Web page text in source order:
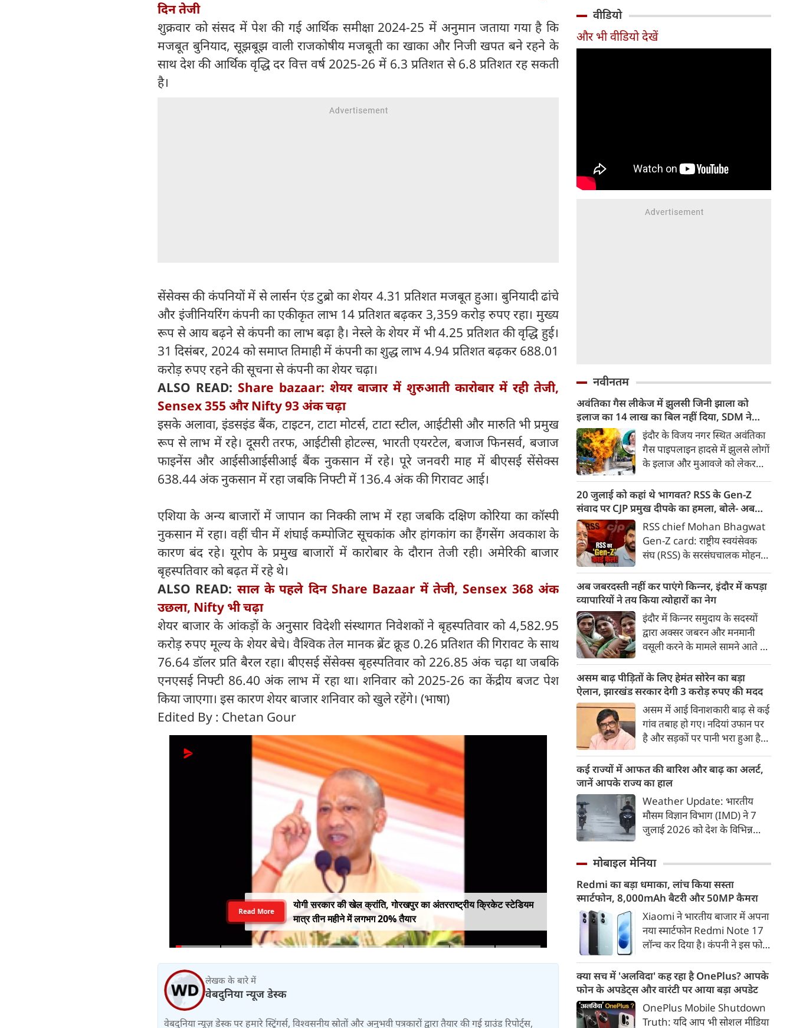
दिन तेजी
शुक्रवार को संसद में पेश की गई आर्थिक समीक्षा 2024-25 में अनुमान जताया गया है कि
मजबूत बुनियाद, सूझबूझ वाली राजकोषीय मजबूती का खाका और निजी खपत बने रहने के
साथ देश की आर्थिक वृद्धि दर वित्त वर्ष 2025-26 में 6.3 प्रतिशत से 6.8 प्रतिशत रह सकती
है।
सेंसेक्स की कंपनियों में से लार्सन एंड टुब्रो का शेयर 4.31 प्रतिशत मजबूत हुआ। बुनियादी ढांचे
और इंजीनियरिंग कंपनी का एकीकृत लाभ 14 प्रतिशत बढ़कर 3,359 करोड़ रुपए रहा। मुख्य
रूप से आय बढ़ने से कंपनी का लाभ बढ़ा है। नेस्ले के शेयर में भी 4.25 प्रतिशत की वृद्धि हुई।
31 दिसंबर, 2024 को समाप्त तिमाही में कंपनी का शुद्ध लाभ 4.94 प्रतिशत बढ़कर 688.01
करोड़ रुपए रहने की सूचना से कंपनी का शेयर चढ़ा।
ALSO READ: Share bazaar: शेयर बाजार में शुरुआती कारोबार में रही तेजी,
Sensex 355 और Nifty 93 अंक चढ़ा
इसके अलावा, इंडसइंड बैंक, टाइटन, टाटा मोटर्स, टाटा स्टील, आईटीसी और मारुति भी प्रमुख
रूप से लाभ में रहे। दूसरी तरफ, आईटीसी होटल्स, भारती एयरटेल, बजाज फिनसर्व, बजाज
फाइनेंस और आईसीआईसीआई बैंक नुकसान में रहे। पूरे जनवरी माह में बीएसई सेंसेक्स
638.44 अंक नुकसान में रहा जबकि निफ्टी में 136.4 अंक की गिरावट आई।
एशिया के अन्य बाजारों में जापान का निक्की लाभ में रहा जबकि दक्षिण कोरिया का कॉस्पी
नुकसान में रहा। वहीं चीन में शंघाई कम्पोजिट सूचकांक और हांगकांग का हैंगसेंग अवकाश के
कारण बंद रहे। यूरोप के प्रमुख बाजारों में कारोबार के दौरान तेजी रही। अमेरिकी बाजार
बृहस्पतिवार को बढ़त में रहे थे।
ALSO READ: साल के पहले दिन Share Bazaar में तेजी, Sensex 368 अंक
उछला, Nifty भी चढ़ा
शेयर बाजार के आंकड़ों के अनुसार विदेशी संस्थागत निवेशकों ने बृहस्पतिवार को 4,582.95
करोड़ रुपए मूल्य के शेयर बेचे। वैश्विक तेल मानक ब्रेंट क्रूड 0.26 प्रतिशत की गिरावट के साथ
76.64 डॉलर प्रति बैरल रहा। बीएसई सेंसेक्स बृहस्पतिवार को 226.85 अंक चढ़ा था जबकि
एनएसई निफ्टी 86.40 अंक लाभ में रहा था। शनिवार को 2025-26 का केंद्रीय बजट पेश
किया जाएगा। इस कारण शेयर बाजार शनिवार को खुले रहेंगे। (भाषा)
Edited By : Chetan Gour
योगी सरकार की खेल क्रांति, गोरखपुर का अंतरराष्ट्रीय क्रिकेट स्टेडियम
मात्र तीन महीने में लगभग 20% तैयार
Read More
लेखक के बारे में
वेबदुनिया न्यूज डेस्क
वेबदुनिया न्यूज़ डेस्क पर हमारे स्ट्रिंगर्स, विश्वसनीय स्रोतों और अनुभवी पत्रकारों द्वारा तैयार की गई ग्राउंड रिपोर्ट्स,
चेसिस जैसे फीचर्स मिलते हैं।
इथेनॉल मिलाने की कोई योजना नहीं
है।
वीडियो
और भी वीडियो देखें
नवीनतम
अवंतिका गैस लीकेज में झुलसी जिनी झाला को
इलाज का 14 लाख का बिल नहीं दिया, SDM ने
हाईकोर्ट में मांगी माफीइंदौर के विजय नगर स्थित अवंतिका
गैस पाइपलाइन हादसे में झुलसे लोगों
के इलाज और मुआवजे को लेकर
हाईकोर्ट में माफी मांगी की है।
एसडीएम घनश्‍याम धनगर कोर्ट में इस
मामले की सुनवाई के दौरान उपस्‍थित
हुए थे।
20 जुलाई को कहां थे भागवत? RSS के Gen-Z
संवाद पर CJP प्रमुख दीपके का हमला, बोले- अब
बहुत देर हो गई!
RSS chief Mohan Bhagwat
Gen-Z card: राष्ट्रीय स्वयंसेवक
संघ (RSS) के सरसंघचालक मोहन
के युवाओं के साथ संवाद की पहल पर
सेंटर फॉर जस्टिस एंड पीस (CJP) के
राष्ट्रीय संयोजक अभिजीत दीपके ने
कड़ा प्रहार किया है।
अब जबरदस्‍ती नहीं कर पाएंगे किन्‍नर, इंदौर में कपड़ा
व्‍यापारियों ने तय किया त्‍योहारों का नेग
इंदौर में किन्‍नर समुदाय के सदस्‍यों
द्वारा अक्‍सर जबरन और मनमानी
वसूली करने के मामले सामने आते रहे
कीं गई, लेकिन प्रशासनिक स्‍तर पर
कुछ नहीं हो सका। अब त्‍योहारों के
दिनों में नेग वसूली को लेकर किन्‍न्‍रों
की टोलियां घरों में दस्‍त्‍कें देना शुरू
कर देगी।
असम बाढ़ पीड़ितों के लिए हेमंत सोरेन का बड़ा
ऐलान, झारखंड सरकार देगी 3 करोड़ रुपए की मदद
असम में आई विनाशकारी बाढ़ से कई
गांव तबाह हो गए। नदियां उफान पर
है और सड़कों पर पानी भरा हुआ है।
लोगों की जान जा चुकी है। इस बीच
झारखंड के मुख्‍यमंत्री हेमंत सोरेन ने
असम के बाढ़ पीड़ितों की सहायता के
लिए 3 करोड़ रुपए देने की घोषणा
की।
कई राज्यों में आफत की बारिश और बाढ़ का अलर्ट,
जानें आपके राज्य का हाल
Weather Update: भारतीय
मौसम विज्ञान विभाग (IMD) ने 7
जुलाई 2026 को देश के विभिन्न
होने और कई हिस्सों में मूसलाधार
को लेकर चेतावनी जारी की है।
पश्चिम भारत के तटीय इलाकों से
लेकर उत्तर भारत के मैदानी व पहाड़ी
क्षेत्रों में अगले 24 से 48 घंटों के
दौरान भारी से अत्यधिक भारी बारिश
मोबाइल मेनिया
Redmi का बड़ा धमाका, लांच किया सस्ता
स्मार्टफोन, 8,000mAh बैटरी और 50MP कैमरा
Xiaomi ने भारतीय बाजार में अपना
नया स्मार्टफोन Redmi Note 17
लॉन्च कर दिया है। कंपनी ने इस फोन
डिस्प्ले, 8,000mAh की बड़ी बैटरी
और Qualcomm Snapdragon
चिपसेट के साथ पेश किया है। फोन में
50MP का मेन कैमरा दिया गया है।
क्या सच में 'अलविदा' कह रहा है OnePlus? आपके
फोन के अपडेट्स और वारंटी पर आया बड़ा अपडेट
OnePlus Mobile Shutdown
Truth: यदि आप भी सोशल मीडिया